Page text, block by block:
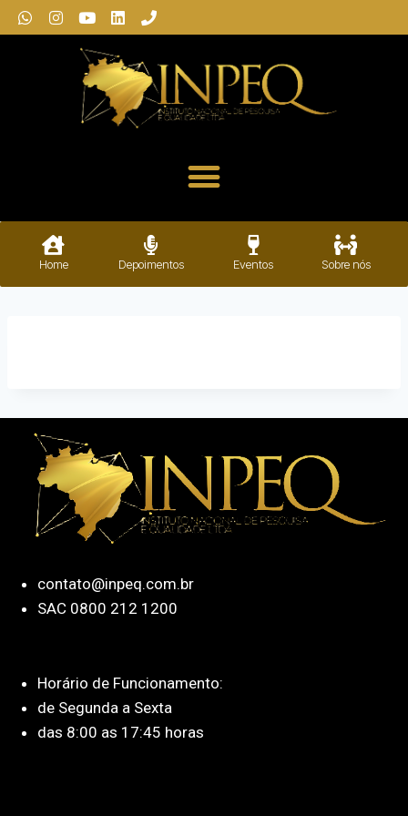
Home Depoimentos Eventos Sobre nós
contato@inpeq.com.br
SAC 0800 212 1200
Horário de Funcionamento:
de Segunda a Sexta
das 8:00 as 17:45 horas